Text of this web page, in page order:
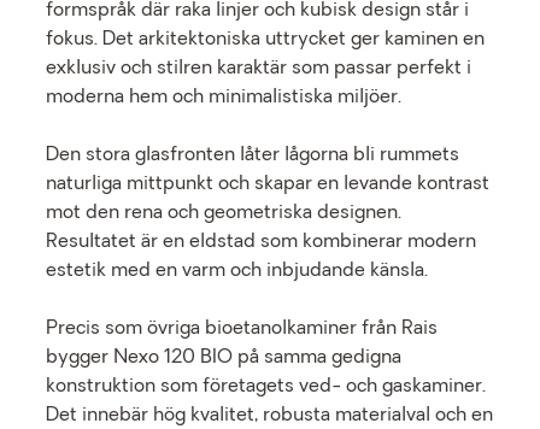
formspråk där raka linjer och kubisk design står i
fokus. Det arkitektoniska uttrycket ger kaminen en
exklusiv och stilren karaktär som passar perfekt i
moderna hem och minimalistiska miljöer.
Den stora glasfronten låter lågorna bli rummets
naturliga mittpunkt och skapar en levande kontrast
mot den rena och geometriska designen.
Resultatet är en eldstad som kombinerar modern
estetik med en varm och inbjudande känsla.
Precis som övriga bioetanolkaminer från Rais
bygger Nexo 120 BIO på samma gedigna
konstruktion som företagets ved- och gaskaminer.
Det innebär hög kvalitet, robusta materialval och en